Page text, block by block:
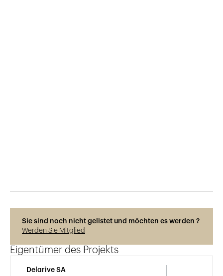
Sie sind noch nicht gelistet und möchten es werden ?
Werden Sie Mitglied
Eigentümer des Projekts
Delarive SA